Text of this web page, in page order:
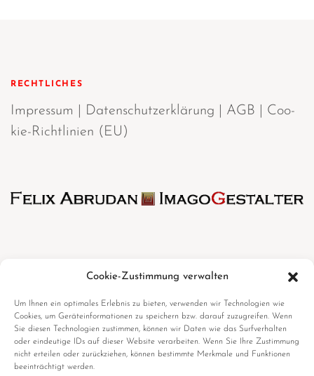
Cookie-Zustimmung verwalten
Um Ihnen ein optimales Erlebnis zu bieten, verwenden wir Technologien wie
Cookies, um Geräteinformationen zu speichern bzw. darauf zuzugreifen. Wenn
Sie diesen Technologien zustimmen, können wir Daten wie das Surfverhalten
oder eindeutige IDs auf dieser Website verarbeiten. Wenn Sie Ihre Zustimmung
nicht erteilen oder zurückziehen, können bestimmte Merkmale und Funktionen
beeinträchtigt werden.
RECHTLICHES
Impres­sum Daten­schutz­er­klä­rung AGB
Coo­
kie-Richt­li­ni­en (EU)